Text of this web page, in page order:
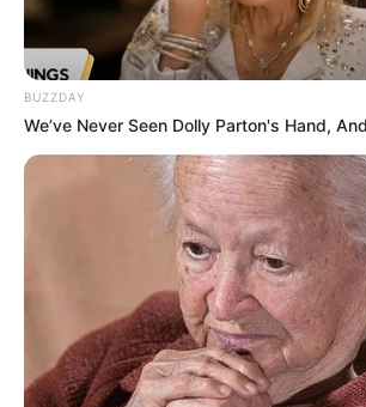
BUZZDAY
We’ve Never Seen Dolly Parton's Hand,